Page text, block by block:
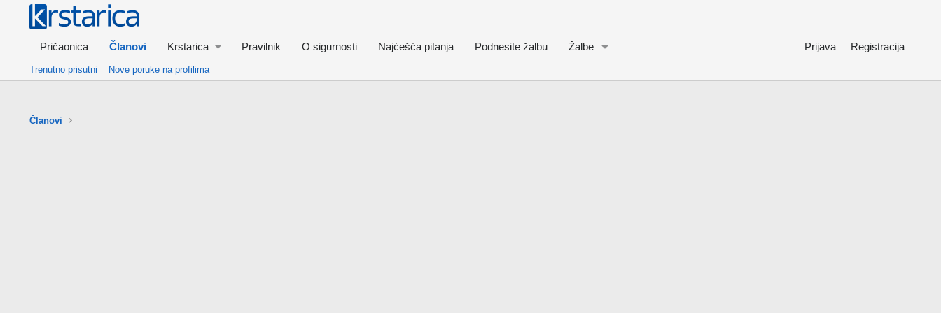
Pričaonica Članovi Krstarica Pravilnik O sigurnosti Najćešća pitanja Podnesite žalbu Žalbe Prijava Registracija
Trenutno prisutni Nove poruke na profilima
Članovi